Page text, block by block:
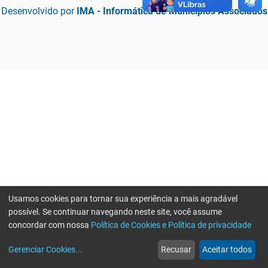
Desenvolvido por IMA - Informática de Municípios Associados
web
Notícias
more_horiz
Mais
Usamos cookies para tornar sua experiência a mais agradável
possível. Se continuar navegando neste site, você assume
concordar com nossa Política de Cookies e Política de privacidade
Gerenciar Cookies... Recusar Aceitar todos
Erro ao enviar informações, por favor tente novamente